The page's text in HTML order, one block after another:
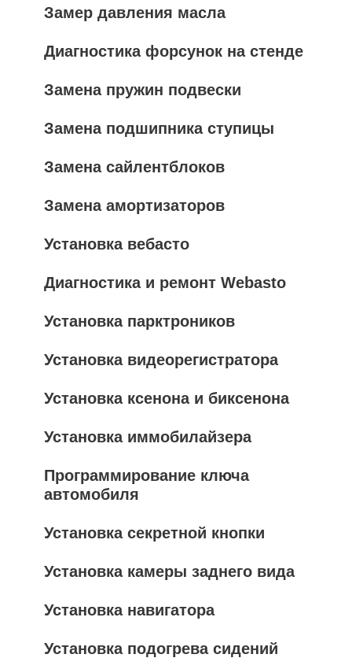
Замер давления масла
Диагностика форсунок на стенде
Замена пружин подвески
Замена подшипника ступицы
Замена сайлентблоков
Замена амортизаторов
Установка вебасто
Диагностика и ремонт Webasto
Установка парктроников
Установка видеорегистратора
Установка ксенона и биксенона
Установка иммобилайзера
Программирование ключа
автомобиля
Установка секретной кнопки
Установка камеры заднего вида
Установка навигатора
Установка подогрева сидений